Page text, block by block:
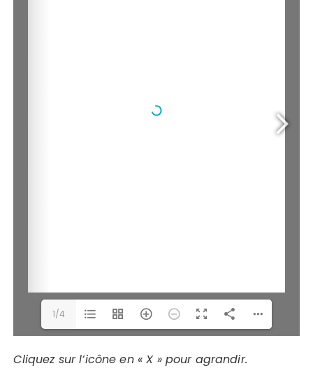
1/4
Cliquez sur l’icône en « X » pour agrandir.